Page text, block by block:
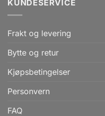
KUNDESERVICE
Frakt og levering
Bytte og retur
Kjøpsbetingelser
Personvern
FAQ